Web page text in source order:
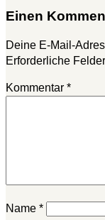
Einen
Deine E-Mail-
Erforderliche
Kommentar *
Name *